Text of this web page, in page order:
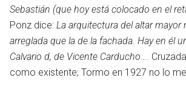
Sebastián (que hoy está colocado en el
Ponz dice: La arquitectura del altar
arreglada que la de la fachada. Hay en él
Calvario d, de Vicente Carducho….
como existente; Tormo en 1927 no lo